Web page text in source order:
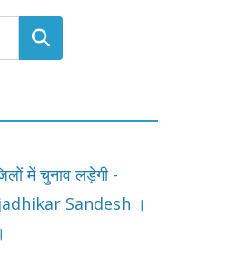
में चुनाव लड़ेगी -
Sandesh ।